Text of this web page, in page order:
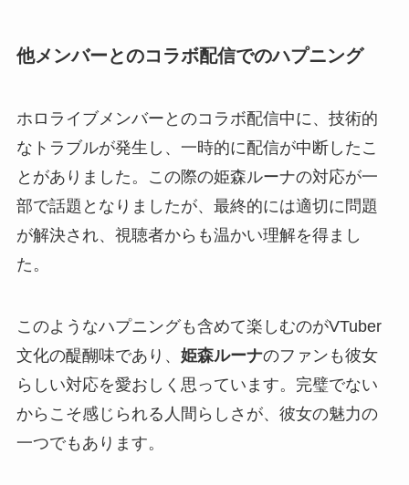
他メンバーとのコラボ配信でのハプニング
ホロライブメンバーとのコラボ配信中に、技術的
なトラブルが発生し、一時的に配信が中断したこ
とがありました。この際の姫森ルーナの対応が一
部で話題となりましたが、最終的には適切に問題
が解決され、視聴者からも温かい理解を得まし
た。
このようなハプニングも含めて楽しむのがVTuber
文化の醍醐味であり、 姫森ルーナのファンも彼女
らしい対応を愛おしく思っています。完璧でない
からこそ感じられる人間らしさが、彼女の魅力の
一つでもあります。